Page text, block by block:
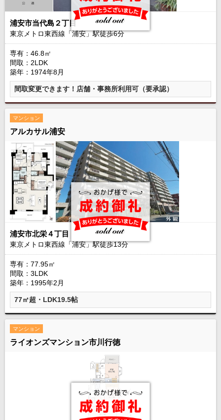
浦安市当代島２丁目
東京メトロ東西線「浦安」駅徒歩6分
専有：46.8㎡
間取：2LDK
築年：1974年8月
間取変更できます！店舗・事務所利用可（要承認）
マンション
アルカサル浦安
浦安市北栄４丁目
東京メトロ東西線「浦安」駅徒歩13分
専有：77.95㎡
間取：3LDK
築年：1995年2月
77㎡超・LDK19.5帖
マンション
ライオンズマンション市川行徳